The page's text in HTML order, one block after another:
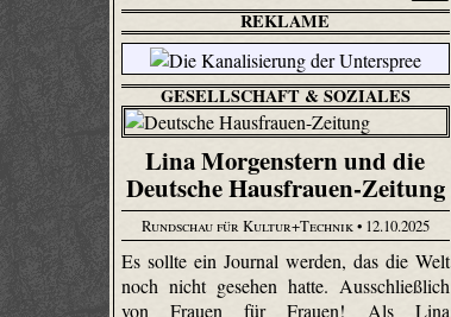
REKLAME
GESELLSCHAFT & SOZIALES
Lina Morgenstern und die
Deutsche Hausfrauen-Zeitung
Rundschau für Kultur+Technik• 12.10.2025
Es sollte ein Journal werden, das die Welt
noch nicht gesehen hatte. Ausschließlich
von Frauen für Frauen! Als Lina